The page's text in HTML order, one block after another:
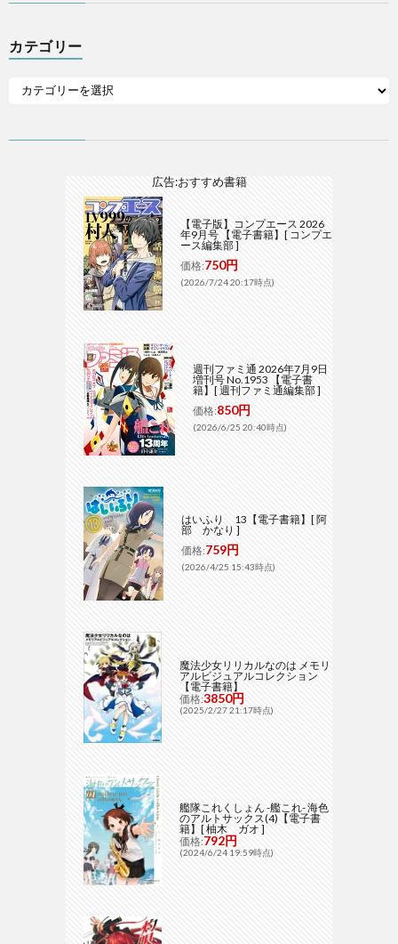
カテゴリー
広告:おすすめ書籍
【電子版】コンプエース 2026
年9月号 【電子書籍】[ コンプエ
ース編集部 ]
価格:750円
(2026/7/24 20:17時点)
週刊ファミ通 2026年7月9日
増刊号 No.1953 【電子書
籍】[ 週刊ファミ通編集部 ]
価格:850円
(2026/6/25 20:40時点)
はいふり 13【電子書籍】[ 阿
部 かなり ]
価格:759円
(2026/4/25 15:43時点)
魔法少女リリカルなのは メモリ
アルビジュアルコレクション
【電子書籍】
価格:3850円
(2025/2/27 21:17時点)
艦隊これくしょん -艦これ- 海色
のアルトサックス(4)【電子書
籍】[ 柚木 ガオ ]
価格:792円
(2024/6/24 19:59時点)